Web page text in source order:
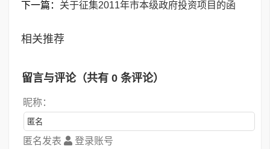
下一篇： 关于征集2011年市本级政府投资项目的函
相关推荐
留言与评论（共有 0 条评论）
昵称：
匿名发表 登录账号